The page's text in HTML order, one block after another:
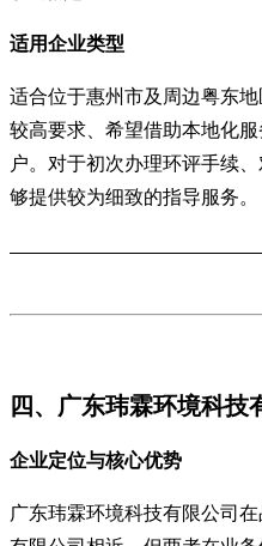
适用企业类型
适合位于惠州市及周边粤东
较高要求、希望借助本地化
户。对于初次办理环评手续
够提供较为细致的指导服务。
四、广东玮霖环境科技
企业定位与核心优势
广东玮霖环境科技有限公司